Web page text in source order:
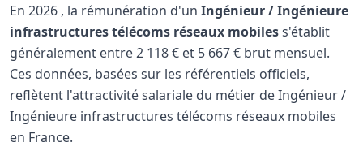
En 2026 , la rémunération d'un Ingénieur / Ingénieure
infrastructures télécoms réseaux mobiless'établit
généralement entre2 118 € et 5 667 € brut mensuel.
Ces données, basées sur les référentiels officiels,
reflètent l'attractivité salariale du métier de Ingénieur /
Ingénieure infrastructures télécoms réseaux mobiles
en France.